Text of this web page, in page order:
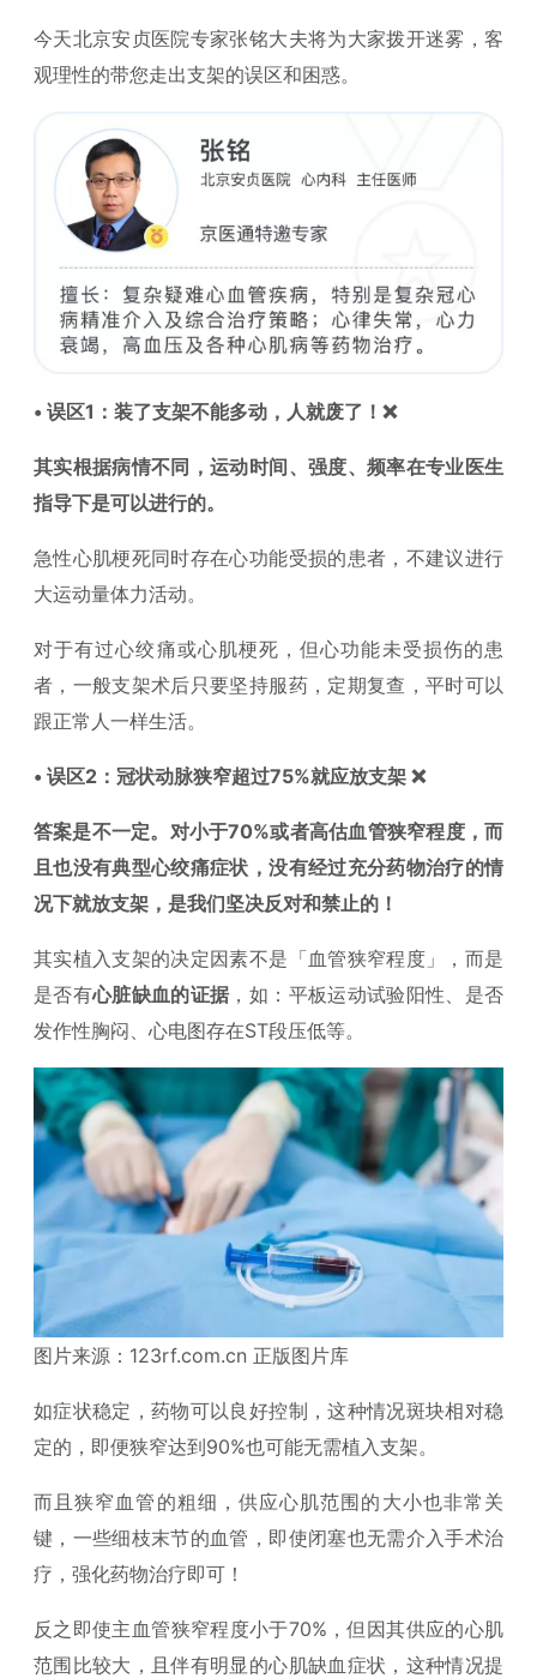
今天北京安贞医院专家张铭大夫将为大家拨开迷雾，客
观理性的带您走出支架的误区和困惑。
• 误区1：装了支架不能多动，人就废了！❌
其实根据病情不同，运动时间、强度、频率在专业医生
指导下是可以进行的。
急性心肌梗死同时存在心功能受损的患者，不建议进行
大运动量体力活动。
对于有过心绞痛或心肌梗死，但心功能未受损伤的患
者，一般支架术后只要坚持服药，定期复查，平时可以
跟正常人一样生活。
• 误区2：冠状动脉狭窄超过75%就应放支架 ❌
答案是不一定。对小于70%或者高估血管狭窄程度，而
且也没有典型心绞痛症状，没有经过充分药物治疗的情
况下就放支架，是我们坚决反对和禁止的！
其实植入支架的决定因素不是「血管狭窄程度」，而是
是否有心脏缺血的证据 ，如：平板运动试验阳性、是否
发作性胸闷、心电图存在ST段压低等。
图片来源：123rf.com.cn 正版图片库
如症状稳定，药物可以良好控制，这种情况斑块相对稳
定的，即便狭窄达到90%也可能无需植入支架。
而且狭窄血管的粗细，供应心肌范围的大小也非常关
键，一些细枝末节的血管，即使闭塞也无需介入手术治
疗，强化药物治疗即可！
反之即使主血管狭窄程度小于70%，但因其供应的心肌
范围比较大，且伴有明显的心肌缺血症状，这种情况提